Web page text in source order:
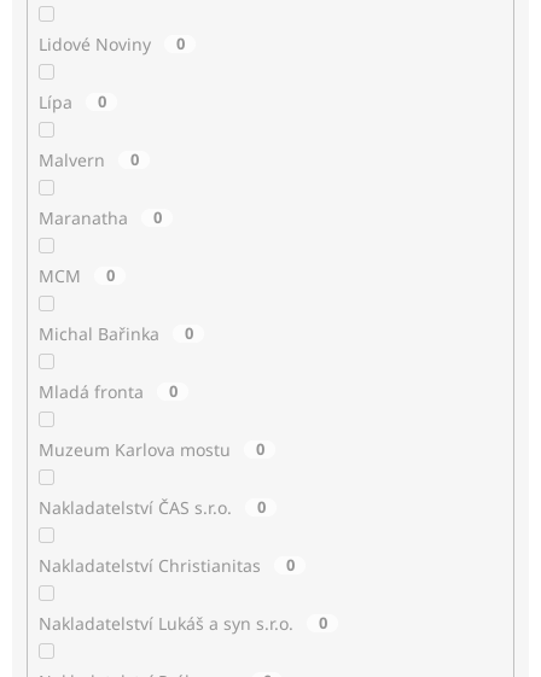
Lidové Noviny 0
Lípa 0
Malvern 0
Maranatha 0
MCM 0
Michal Bařinka 0
Mladá fronta 0
Muzeum Karlova mostu 0
Nakladatelství ČAS s.r.o. 0
Nakladatelství Christianitas 0
Nakladatelství Lukáš a syn s.r.o. 0